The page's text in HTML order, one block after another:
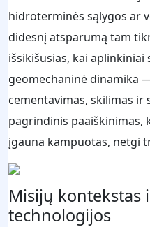
hidroterminės sąlygos ar
didesnį atsparumą tam
išsikišusias, kai aplinkiniai
geomechaninė dinamika
cementavimas, skilimas
pagrindinis paaiškinimas,
įgauna kampuotas, netgi
Misijų kontekstas
technologijos